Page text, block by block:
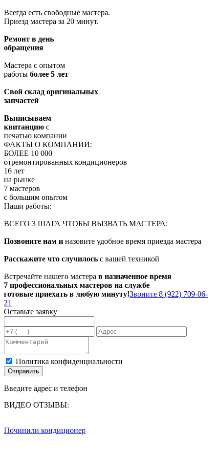
Всегда есть свободные мастера.
Приезд мастера за 20 минут.
Ремонт в день
обращения
Мастера с опытом
работы более 5 лет
Свой склад оригинальных
запчастей
Выписываем
квитанцию с
печатью компании
ФАКТЫ О КОМПАНИИ:
БОЛЕЕ 10 000
отремонтированных кондиционеров
16 лет
на рынке
7 мастеров
с большим опытом
Наши работы:
ВСЕГО 3 ШАГА ЧТОБЫ ВЫЗВАТЬ МАСТЕРА:
Позвоните нам и назовите удобное время приезда мастера
Расскажите что случилось с вашей техникой
Встречайте нашего мастера в назначенное время
7 профессиональных мастеров на службе
готовые приехать в любую минуту!Звоните 8 (922) 709-06-
21
Оставьте заявку
Политика конфиденциальности
Отправить
Введите адрес и телефон
ВИДЕО ОТЗЫВЫ:
Починили кондиционер